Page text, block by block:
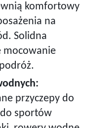
komfortowy
na
Solidna
mocowanie
przyczepy do
sportów